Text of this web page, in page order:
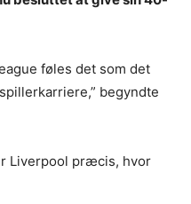
føles det som det
begyndte
Liverpool præcis, hvor